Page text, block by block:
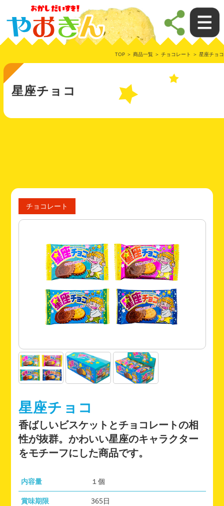
TOP ＞ 商品一覧 ＞ チョコレート ＞ 星座チョコ
星座チョコ
チョコレート
星座チョコ
香ばしいビスケットとチョコレートの相
性が抜群。かわいい星座のキャラクター
をモチーフにした商品です。
内容量 １個
賞味期限 365日